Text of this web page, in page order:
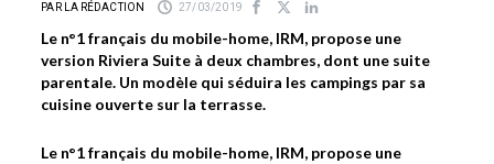
PAR LA RÉDACTION 27/03/2019
Le n°1 français du mobile-home, IRM, propose une
version Riviera Suite à deux chambres, dont une suite
parentale. Un modèle qui séduira les campings par sa
cuisine ouverte sur la terrasse.
Le n°1 français du mobile-home, IRM, propose une